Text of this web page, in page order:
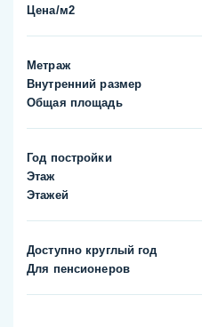
Цена/м2
Метраж
Внутренний размер
Общая площадь
Год постройки
Этаж
Этажей
Доступно круглый год
Для пенсионеров